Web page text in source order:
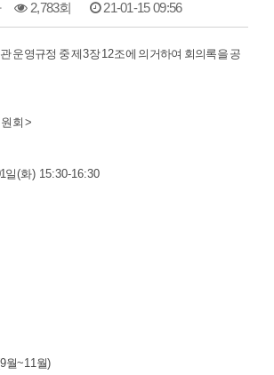
2,783회 21-01-15 09:56
운영규정 중 제3장12조에 의거하여 회의록을 공
원회>
일(화) 15:30-16:30
월~11월)